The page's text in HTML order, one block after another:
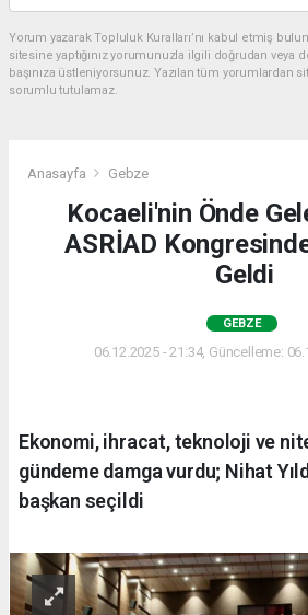
Yorum yazarak Topluluk Kuralları’nı kabul etmiş
sitesine yaptığınız yorumunuzla ilgili doğrudan veya
başınıza üstleniyorsunuz. Yazılan tüm yorumlardan
sorumlu tutulamaz.
Anasayfa Gebze
Kocaeli'nin Önde
ASRİAD
Geldi
GEBZE
06.12.2025 - 21:34, Güncelleme:
Ekonomi, ihracat, teknoloji ve
gündeme damga vurdu; Nihat
başkan seçildi